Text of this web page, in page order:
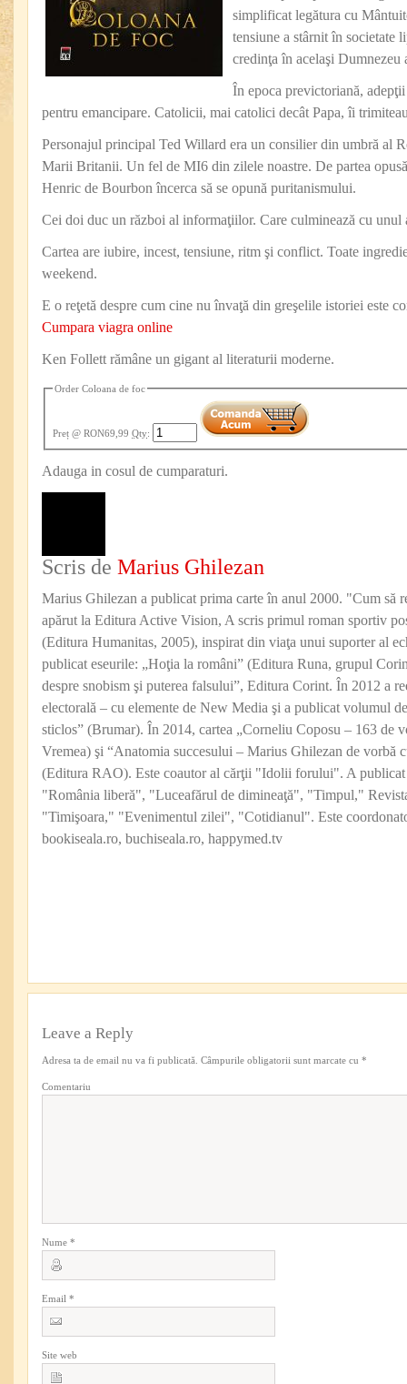
simplificat legătura cu
tensiune a stârnit în societate
credinţa în acelaşi Dumnezeu
În epoca previctoriană,
pentru emancipare. Catolicii, mai catolici decât Papa, îi
Personajul principal Ted Willard era un consilier din umbră al
Marii Britanii. Un fel de MI6 din zilele noastre. De partea
Henric de Bourbon încerca să se opună puritanismului.
Cei doi duc un război al informaţiilor. Care culminează cu unul
Cartea are iubire, incest, tensiune, ritm şi conflict. Toate
weekend.
E o reţetă despre cum cine nu învaţă din greşelile istoriei este
Cumpara viagra online
Ken Follett rămâne un gigant al literaturii moderne.
Order Coloana de foc
Preț @ RON69,99 Qty:
Adauga in cosul de cumparaturi.
Scris de Marius Ghilezan
Marius Ghilezan a publicat prima carte în anul 2000. "Cum să
apărut la Editura Active Vision, A scris primul roman sportiv
(Editura Humanitas, 2005), inspirat din viaţa unui suporter al
publicat eseurile: „Hoţia la români” (Editura Runa, grupul
despre snobism şi puterea falsului”, Editura Corint. În 2012 a
electorală – cu elemente de New Media şi a publicat volumul
sticlos” (Brumar). În 2014, cartea „Corneliu Coposu – 163 de
Vremea) şi “Anatomia succesului – Marius Ghilezan de vorbă
(Editura RAO). Este coautor al cărţii "Idolii forului". A publicat
"România liberă", "Luceafărul de dimineaţă", "Timpul,"
"Timişoara," "Evenimentul zilei", "Cotidianul". Este
bookiseala.ro, buchiseala.ro, happymed.tv
Leave a Reply
Adresa ta de email nu va fi publicată. Câmpurile obligatorii sunt marcate cu *
Comentariu
Nume *
Email *
Site web